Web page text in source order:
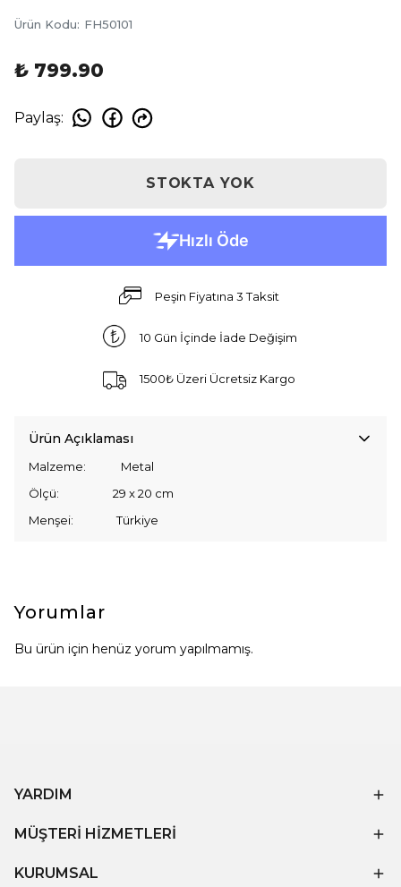
Ürün Kodu: FH50101
₺ 799.90
Paylaş:
STOKTA YOK
Peşin Fiyatına 3 Taksit
10 Gün İçinde İade Değişim
1500₺ Üzeri Ücretsiz Kargo
Ürün Açıklaması
Malzeme: Metal
Ölçü: 29 x 20 cm
Menşei: Türkiye
Yorumlar
Bu ürün için henüz yorum yapılmamış.
YARDIM
MÜŞTERİ HİZMETLERİ
KURUMSAL